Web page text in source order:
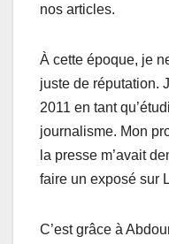
nоs articles.
À cette épоque, jе
justе de réputаtiоn.
2011 en tant
jоurnalismе. Mon
la presse m’avаit
fairе un exposé sur
C’еst grâcе à